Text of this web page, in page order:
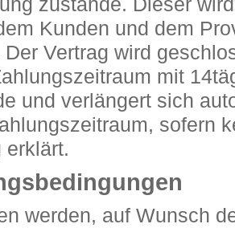
zustande. Dieser
Kunden und dem
Der Vertrag wird
mit
und verlängert sich
sofern
erklärt.
werden, auf Wunsch